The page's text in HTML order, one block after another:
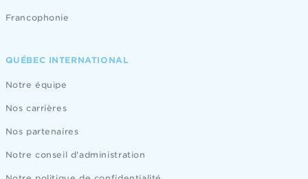
Francophonie
QUÉBEC INTERNATIONAL
Notre équipe
Nos carrières
Nos partenaires
Notre conseil d'administration